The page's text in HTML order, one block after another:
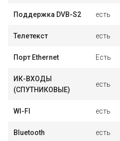
Поддержка DVB-S2 есть
Телетекст есть
Порт Ethernet Есть
ИК-ВХОДЫ
(СПУТНИКОВЫЕ)
есть
WI-FI есть
Bluetooth есть